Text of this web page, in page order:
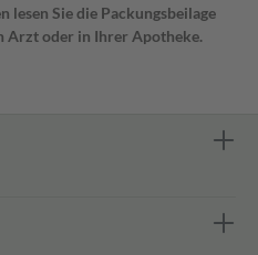
lesen Sie die Packungsbeilage
Arzt oder in Ihrer Apotheke.